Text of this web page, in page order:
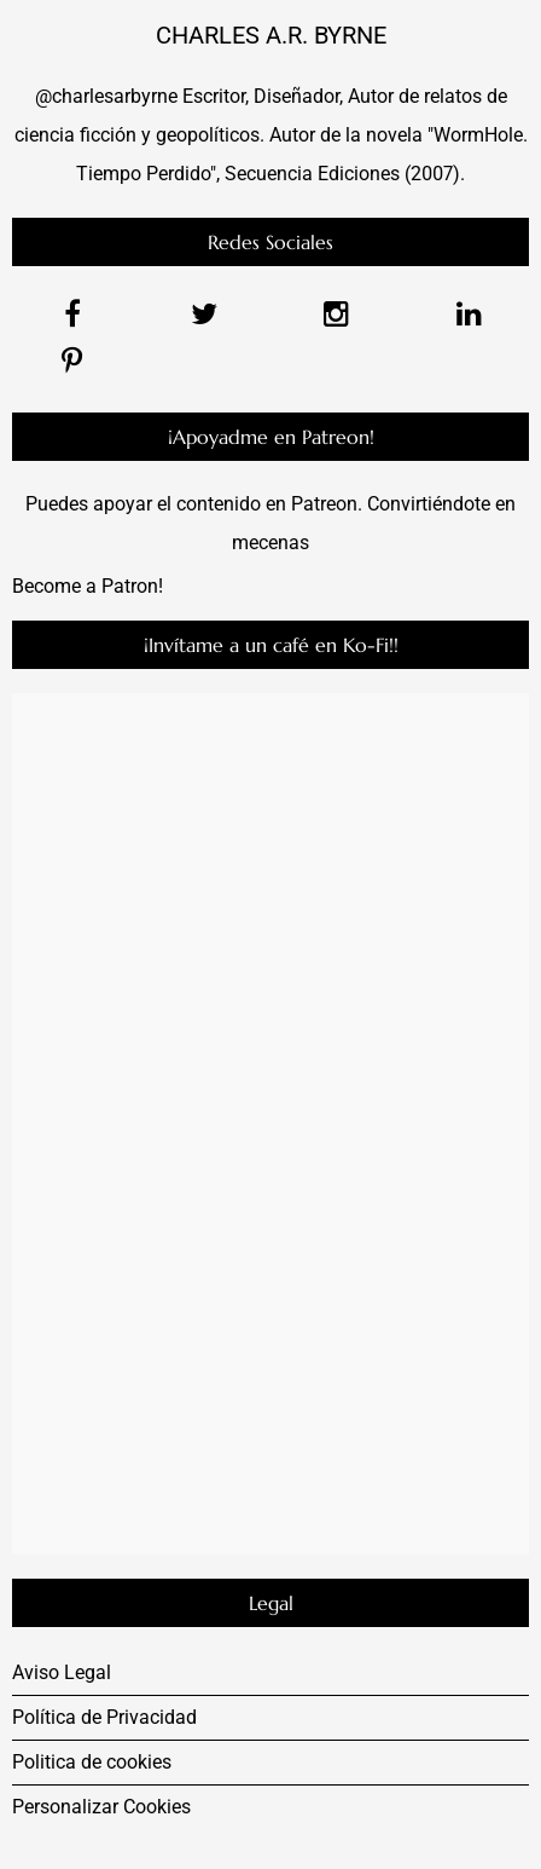
CHARLES A.R. BYRNE
@charlesarbyrne Escritor, Diseñador, Autor de relatos de
ciencia ficción y geopolíticos. Autor de la novela "WormHole.
Tiempo Perdido", Secuencia Ediciones (2007).
Redes Sociales
¡Apoyadme en Patreon!
Puedes apoyar el contenido en Patreon. Convirtiéndote en
mecenas
Become a Patron!
¡Invítame a un café en Ko-Fi!!
Legal
Aviso Legal
Política de Privacidad
Politica de cookies
Personalizar Cookies